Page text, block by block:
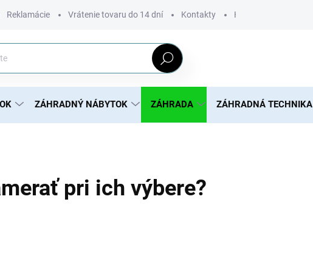
Reklamácie Vrátenie tovaru do 14 dní Kontakty Hodnotenie obchodu
Hľadať
ZÁHRADNÝ NÁBYTOK ZÁHRADA ZÁHRADNÁ TECHNIKA
pri ich výbere?